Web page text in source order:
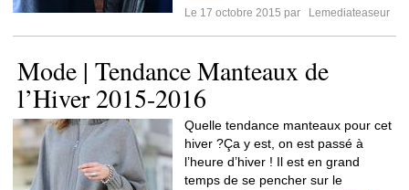
Le 17 octobre 2015 par
Lemediateaseur
Mode | Tendance Manteaux de
l’Hiver 2015-2016
Quelle tendance manteaux pour cet
hiver ?Ça y est, on est passé à
l’heure d’hiver ! Il est en grand
temps de se pencher sur le